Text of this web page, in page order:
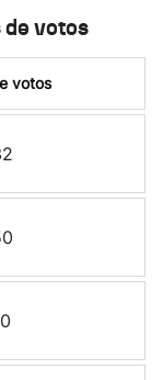
de votos
votos